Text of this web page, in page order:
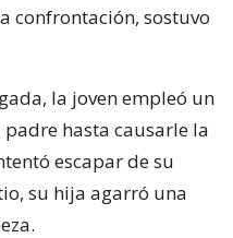
confrontación, sostuvo
la joven empleó un
hasta causarle la
escapar de su
su hija agarró una